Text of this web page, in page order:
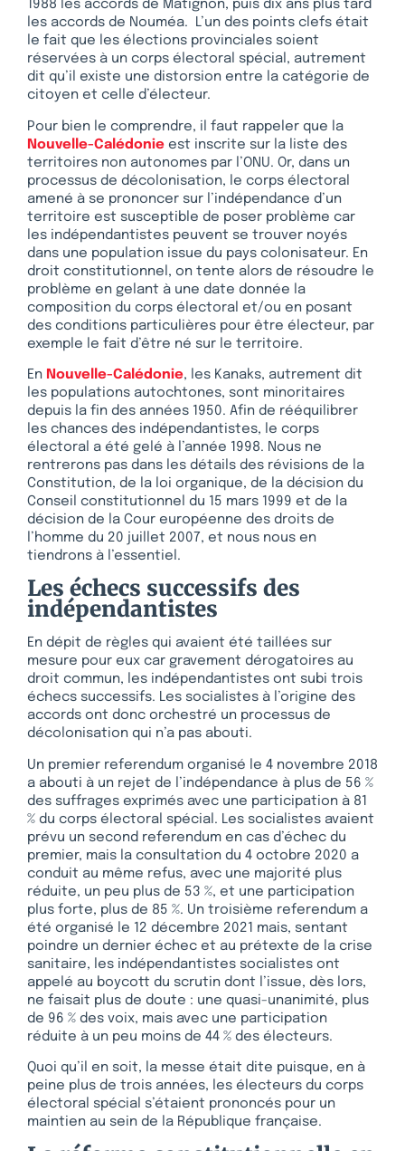
1988 les accords de Matignon, puis dix ans plus tard
les accords de Nouméa. L’un des points clefs était
le fait que les élections provinciales soient
réservées à un corps électoral spécial, autrement
dit qu’il existe une distorsion entre la catégorie de
citoyen et celle d’électeur.
Pour bien le comprendre, il faut rappeler que la
Nouvelle-Calédonie est inscrite sur la liste des
territoires non autonomes par l’ONU. Or, dans un
processus de décolonisation, le corps électoral
amené à se prononcer sur l’indépendance d’un
territoire est susceptible de poser problème car
les indépendantistes peuvent se trouver noyés
dans une population issue du pays colonisateur. En
droit constitutionnel, on tente alors de résoudre le
problème en gelant à une date donnée la
composition du corps électoral et/ou en posant
des conditions particulières pour être électeur, par
exemple le fait d’être né sur le territoire.
En Nouvelle-Calédonie, les Kanaks, autrement dit
les populations autochtones, sont minoritaires
depuis la fin des années 1950. Afin de rééquilibrer
les chances des indépendantistes, le corps
électoral a été gelé à l’année 1998. Nous ne
rentrerons pas dans les détails des révisions de la
Constitution, de la loi organique, de la décision du
Conseil constitutionnel du 15 mars 1999 et de la
décision de la Cour européenne des droits de
l’homme du 20 juillet 2007, et nous nous en
tiendrons à l’essentiel.
Les échecs successifs des
indépendantistes
En dépit de règles qui avaient été taillées sur
mesure pour eux car gravement dérogatoires au
droit commun, les indépendantistes ont subi trois
échecs successifs. Les socialistes à l’origine des
accords ont donc orchestré un processus de
décolonisation qui n’a pas abouti.
Un premier referendum organisé le 4 novembre 2018
a abouti à un rejet de l’indépendance à plus de 56 %
des suffrages exprimés avec une participation à 81
% du corps électoral spécial. Les socialistes avaient
prévu un second referendum en cas d’échec du
premier, mais la consultation du 4 octobre 2020 a
conduit au même refus, avec une majorité plus
réduite, un peu plus de 53 %, et une participation
plus forte, plus de 85 %. Un troisième referendum a
été organisé le 12 décembre 2021 mais, sentant
poindre un dernier échec et au prétexte de la crise
sanitaire, les indépendantistes socialistes ont
appelé au boycott du scrutin dont l’issue, dès lors,
ne faisait plus de doute : une quasi-unanimité, plus
de 96 % des voix, mais avec une participation
réduite à un peu moins de 44 % des électeurs.
Quoi qu’il en soit, la messe était dite puisque, en à
peine plus de trois années, les électeurs du corps
électoral spécial s’étaient prononcés pour un
maintien au sein de la République française.